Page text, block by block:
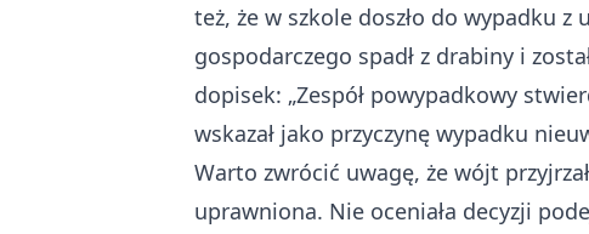
też, że w szkole doszło do wypadku
gospodarczego spadł z drabiny i
dopisek: „Zespół powypadkowy
wskazał jako przyczynę wypadku
Warto zwrócić uwagę, że wójt
uprawniona. Nie oceniała decyzji